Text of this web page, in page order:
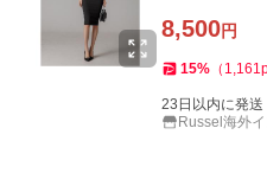
8,500円
15% （ 1,161
23日以内に発送
Russel海外